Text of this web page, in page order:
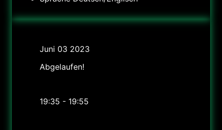
Juni 03 2023
Abgelaufen!
19:35 - 19:55